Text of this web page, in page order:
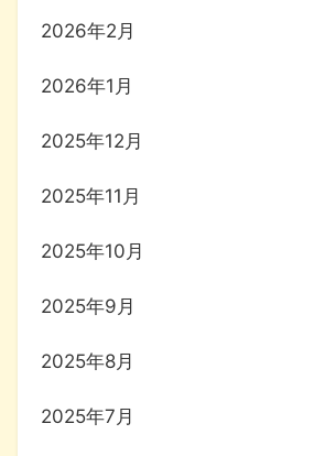
2026年2月
2026年1月
2025年12月
2025年11月
2025年10月
2025年9月
2025年8月
2025年7月